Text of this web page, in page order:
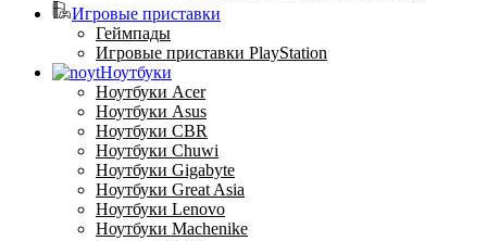
Игровые приставки
Геймпады
Игровые приставки PlayStation
Ноутбуки
Ноутбуки Acer
Ноутбуки Asus
Ноутбуки CBR
Ноутбуки Chuwi
Ноутбуки Gigabyte
Ноутбуки Great Asia
Ноутбуки Lenovo
Ноутбуки Machenike